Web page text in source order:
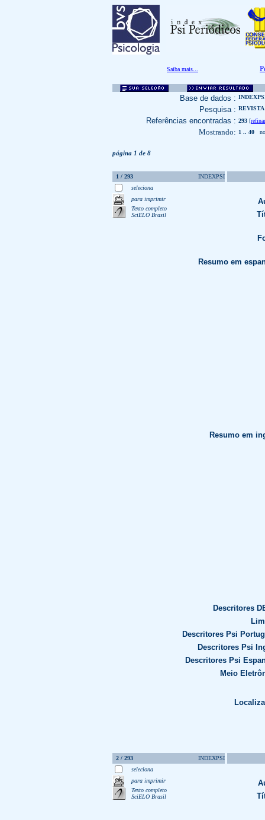
Saiba mais...
Base de dados :
Pesquisa : REVISTA
Referências encontradas : 293 [refinar
Mostrando: 1 .. 40
página 1 de 8
1 / 293
INDEXPSI
seleciona
para imprimir
Texto completo
SciELO Brasil
Resumo em
Resumo em
Descritores
Descritores Psi
Descritores Psi
Descritores Psi
Meio
2 / 293
INDEXPSI
seleciona
para imprimir
Texto completo
SciELO Brasil